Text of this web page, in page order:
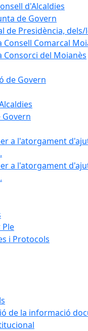
d'Alcaldies
de Govern
de Presidència,
Consell Comarcal
Consorci del Moianès
de Govern
Govern
a l'atorgament
a l'atorgament
i Protocols
de la informació